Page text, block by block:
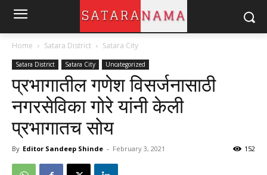
Home Satara District Satara City
Satara District Satara City Uncategorized
प्रभागातील गणेश विसर्जनासाठी
नगरसेविका गोरे यांनी केली
प्रभागातच सोय
By Editor Sandeep Shinde - February 3, 2021 152